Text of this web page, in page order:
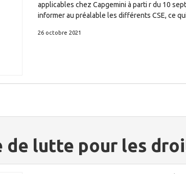
applicables chez Capgemini à parti r du 10
informer au préalable les différents CSE, ce
26 octobre 2021
lutte pour les